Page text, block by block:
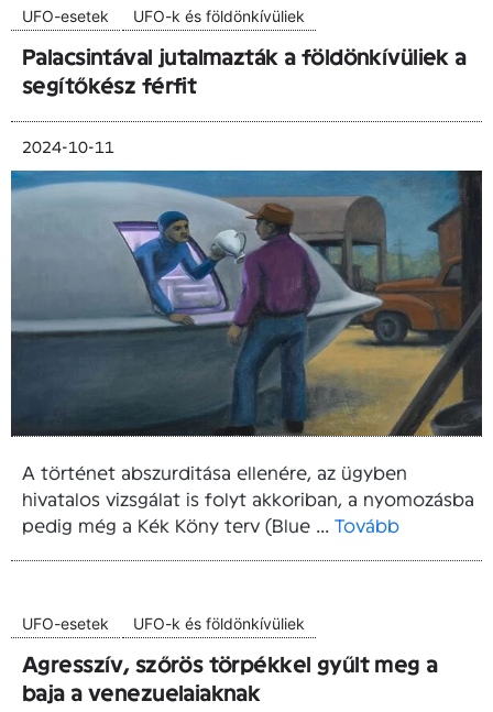
UFO-esetek UFO-k és földönkívüliek
Palacsintával jutalmazták a földönkívüliek a
segítőkész férfit
2024-10-11
A történet abszurditása ellenére, az ügyben
hivatalos vizsgálat is folyt akkoriban, a nyomozásba
pedig még a Kék Köny terv (Blue ... Tovább
UFO-esetek UFO-k és földönkívüliek
Agresszív, szőrös törpékkel gyűlt meg a
baja a venezuelaiaknak